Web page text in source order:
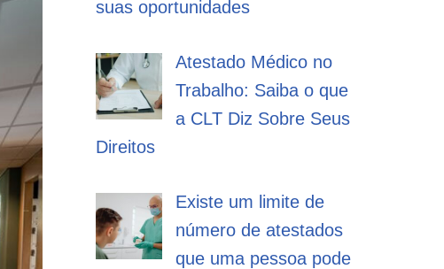
suas oportunidades
Atestado Médico no
Trabalho: Saiba o que
a CLT Diz Sobre Seus
Direitos
Existe um limite de
número de atestados
que uma pessoa pode